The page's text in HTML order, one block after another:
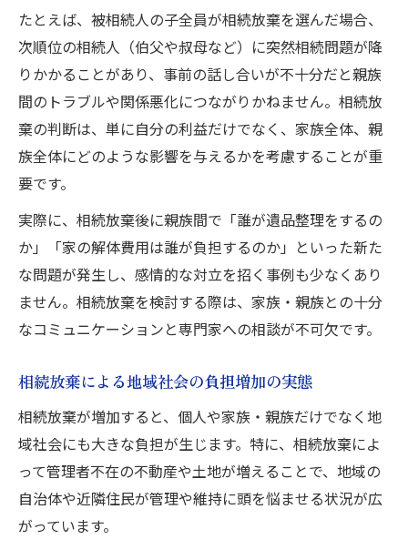
相続放棄した後の遺品整理で発生する課題
たとえば、被相続人の子全員が相続放棄を選んだ場合、
次順位の相続人（伯父や叔母など）に突然相続問題が降
りかかることがあり、事前の話し合いが不十分だと親族
間のトラブルや関係悪化につながりかねません。相続放
棄の判断は、単に自分の利益だけでなく、家族全体、親
族全体にどのような影響を与えるかを考慮することが重
要です。
実際に、相続放棄後に親族間で「誰が遺品整理をするの
か」「家の解体費用は誰が負担するのか」といった新た
な問題が発生し、感情的な対立を招く事例も少なくあり
ません。相続放棄を検討する際は、家族・親族との十分
なコミュニケーションと専門家への相談が不可欠です。
相続放棄による地域社会の負担増加の実態
相続放棄が増加すると、個人や家族・親族だけでなく地
域社会にも大きな負担が生じます。特に、相続放棄によ
って管理者不在の不動産や土地が増えることで、地域の
自治体や近隣住民が管理や維持に頭を悩ませる状況が広
がっています。